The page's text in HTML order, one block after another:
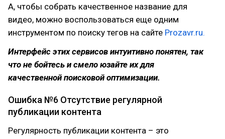
А, чтобы собрать качественное название для
видео, можно воспользоваться еще одним
инструментом по поиску тегов на сайте Prozavr.ru.
Интерфейс этих сервисов интуитивно понятен, так
что не бойтесь и смело юзайте их для
качественной поисковой оптимизации.
Ошибка №6 Отсутствие регулярной
публикации контента
Регулярность публикации контента – это